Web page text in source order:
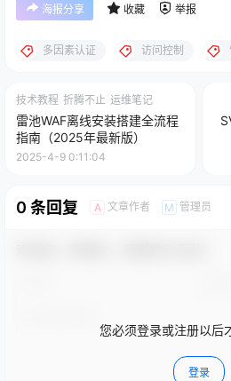
海报分享 收藏 举报
多因素认证 访问控制
技术教程 折腾不止 运维笔记
雷池WAF离线安装搭建全流程
指南（2025年最新版）
2025-4-9 0:11:04
0 条回复 A 文章作者 M 管理员
您必须登录或注册以后
登录